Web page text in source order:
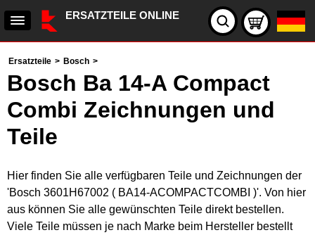
ERSATZTEILE ONLINE
Ersatzteile > Bosch >
Bosch Ba 14-A Compact
Combi Zeichnungen und
Teile
Hier finden Sie alle verfügbaren Teile und Zeichnungen der
'Bosch 3601H67002 ( BA14-ACOMPACTCOMBI )'. Von hier
aus können Sie alle gewünschten Teile direkt bestellen.
Viele Teile müssen je nach Marke beim Hersteller bestellt